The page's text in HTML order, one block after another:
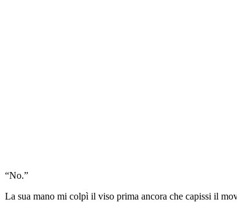
“No.”
La sua mano mi colpì il viso prima ancora che capissi il